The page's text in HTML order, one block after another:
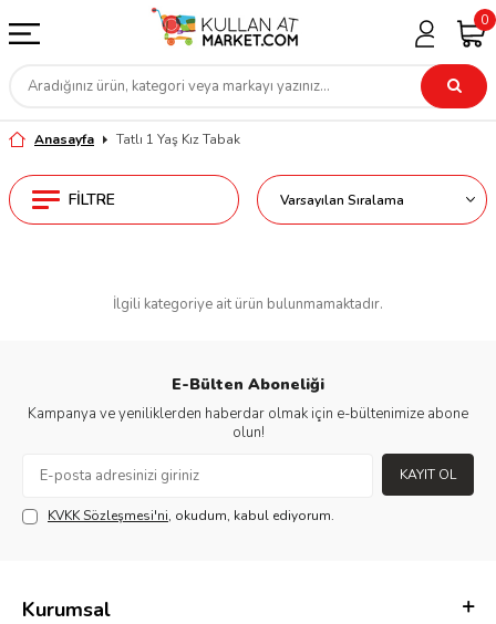
0
Anasayfa Tatlı 1 Yaş Kız Tabak
FILTRE
İlgili kategoriye ait ürün bulunmamaktadır.
E-Bülten Aboneliği
Kampanya ve yeniliklerden haberdar olmak için e-bültenimize abone
olun!
KAYIT OL
KVKK Sözleşmesi'ni, okudum, kabul ediyorum.
Kurumsal